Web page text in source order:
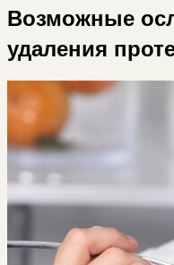
Возможные
удаления